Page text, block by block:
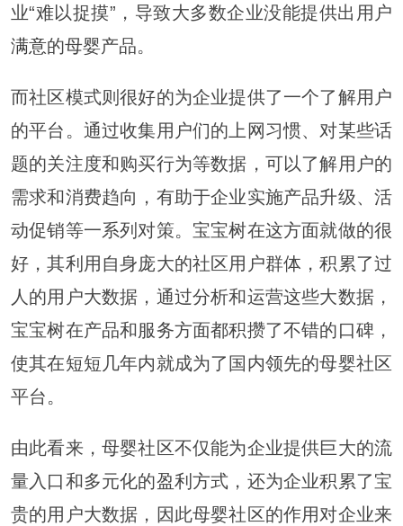
业“难以捉摸”，导致大多数企业没能提供出用户
满意的母婴产品。
而社区模式则很好的为企业提供了一个了解用户
的平台。通过收集用户们的上网习惯、对某些话
题的关注度和购买行为等数据，可以了解用户的
需求和消费趋向，有助于企业实施产品升级、活
动促销等一系列对策。宝宝树在这方面就做的很
好，其利用自身庞大的社区用户群体，积累了过
人的用户大数据，通过分析和运营这些大数据，
宝宝树在产品和服务方面都积攒了不错的口碑，
使其在短短几年内就成为了国内领先的母婴社区
平台。
由此看来，母婴社区不仅能为企业提供巨大的流
量入口和多元化的盈利方式，还为企业积累了宝
贵的用户大数据，因此母婴社区的作用对企业来